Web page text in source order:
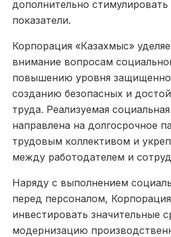
дополнительно
показатели.
Корпорация «Казахмыс»
внимание вопросам
повышению уровня
созданию безопасных и
труда. Реализуемая
направлена на долгосрочное
трудовым коллективом и
между работодателем и
Наряду с выполнением
перед персоналом,
инвестировать значительные
модернизацию